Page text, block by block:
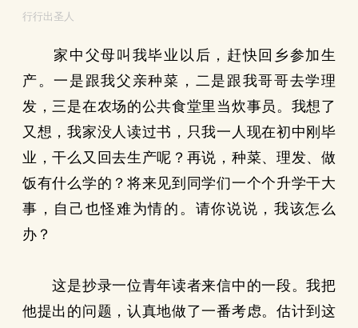
行行出圣人
家中父母叫我毕业以后，赶快回乡参加生
产。一是跟我父亲种菜，二是跟我哥哥去学理
发，三是在农场的公共食堂里当炊事员。我想了
又想，我家没人读过书，只我一人现在初中刚毕
业，干么又回去生产呢？再说，种菜、理发、做
饭有什么学的？将来见到同学们一个个升学干大
事，自己也怪难为情的。请你说说，我该怎么
办？
这是抄录一位青年读者来信中的一段。我把
他提出的问题，认真地做了一番考虑。估计到这